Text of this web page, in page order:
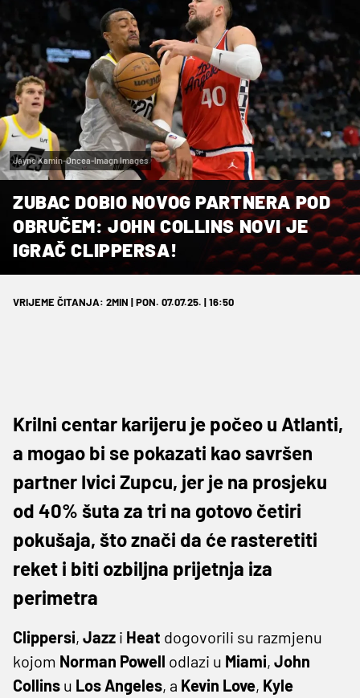
Jayne Kamin-Oncea-Imagn Images
ZUBAC DOBIO NOVOG PARTNERA POD
OBRUČEM: JOHN COLLINS NOVI JE
IGRAČ CLIPPERSA!
VRIJEME ČITANJA: 2MIN | PON. 07.07.25. | 16:50
Krilni centar karijeru je počeo u Atlanti,
a mogao bi se pokazati kao savršen
partner Ivici Zupcu, jer je na prosjeku
od 40% šuta za tri na gotovo četiri
pokušaja, što znači da će rasteretiti
reket i biti ozbiljna prijetnja iza
perimetra
Clippersi, Jazz i Heat dogovorili su razmjenu
kojom Norman Powell odlazi u Miami, John
Collins u Los Angeles, a Kevin Love, Kyle